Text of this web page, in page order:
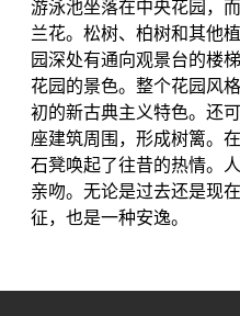
游泳池坐落在中央花园，
兰花。松树、柏树和其他
园深处有通向观景台的楼
花园的景色。整个花园风
初的新古典主义特色。还
座建筑周围，形成树篱。
石凳唤起了往昔的热情。
亲吻。无论是过去还是现
征，也是一种安逸。